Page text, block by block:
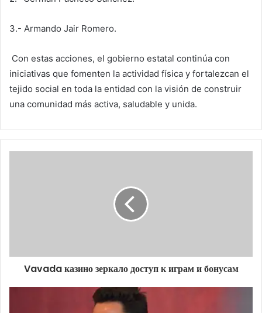
3.- Armando Jair Romero.
Con estas acciones, el gobierno estatal continúa con
iniciativas que fomenten la actividad física y fortalezcan el
tejido social en toda la entidad con la visión de construir
una comunidad más activa, saludable y unida.
Vavada казино зеркало доступ к играм и бонусам